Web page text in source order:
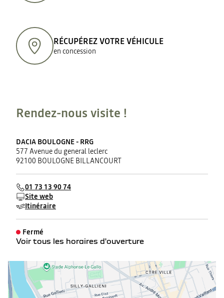
RÉCUPÉREZ VOTRE VÉHICULE
en concession
Rendez-nous visite !
DACIA BOULOGNE - RRG
577 Avenue du general leclerc
92100 BOULOGNE BILLANCOURT
01 73 13 90 74
Site web
Itinéraire
Fermé
Voir tous les horaires d'ouverture
mardi
09:00 - 19:00
mercredi
09:00 - 19:00
jeudi
09:00 - 19:00
vendredi
09:00 - 19:00